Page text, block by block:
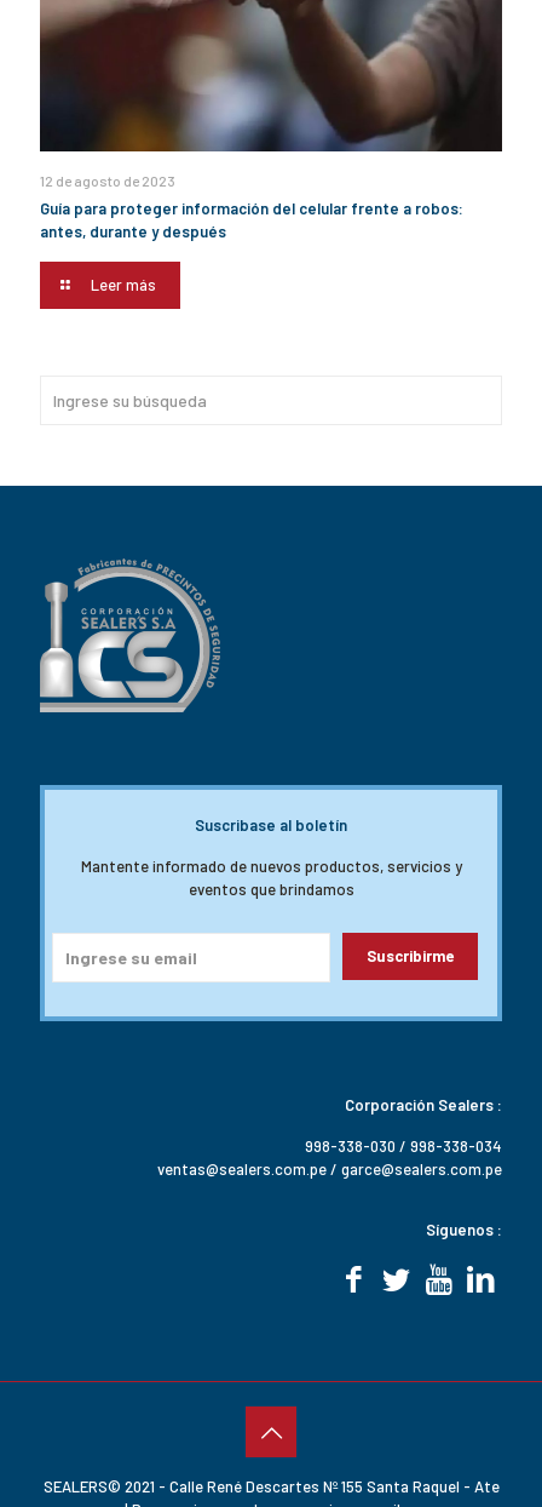
12 de agosto de 2023
Guía para proteger información del celular frente a robos:
antes, durante y después
Leer más
Suscribase al boletín
Mantente informado de nuevos productos, servicios y
eventos que brindamos
Corporación Sealers :
998-338-030 / 998-338-034
ventas@sealers.com.pe / garce@sealers.com.pe
Síguenos :
SEALERS© 2021 - Calle René Descartes Nº 155 Santa Raquel - Ate